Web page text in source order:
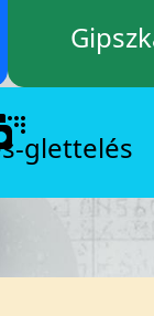
glettelés